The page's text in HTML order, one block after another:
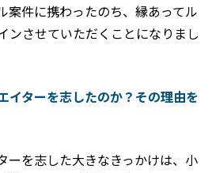
案件に携わったのち、縁あってル
ンさせていただくことになりまし
イターを志したのか？その理由を
ーを志した大きなきっかけは、小